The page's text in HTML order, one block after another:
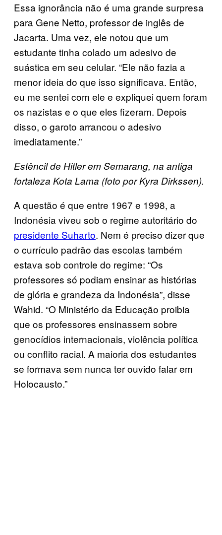
Essa ignorância não é uma grande surpresa
para Gene Netto, professor de inglês de
Jacarta. Uma vez, ele notou que um
estudante tinha colado um adesivo de
suástica em seu celular. “Ele não fazia a
menor ideia do que isso significava. Então,
eu me sentei com ele e expliquei quem foram
os nazistas e o que eles fizeram. Depois
disso, o garoto arrancou o adesivo
imediatamente.”
Estêncil de Hitler em Semarang, na antiga
fortaleza Kota Lama (foto por Kyra Dirkssen).
A questão é que entre 1967 e 1998, a
Indonésia viveu sob o regime autoritário do
presidente Suharto. Nem é preciso dizer que
o currículo padrão das escolas também
estava sob controle do regime: “Os
professores só podiam ensinar as histórias
de glória e grandeza da Indonésia”, disse
Wahid. “O Ministério da Educação proibia
que os professores ensinassem sobre
genocídios internacionais, violência política
ou conflito racial. A maioria dos estudantes
se formava sem nunca ter ouvido falar em
Holocausto.”